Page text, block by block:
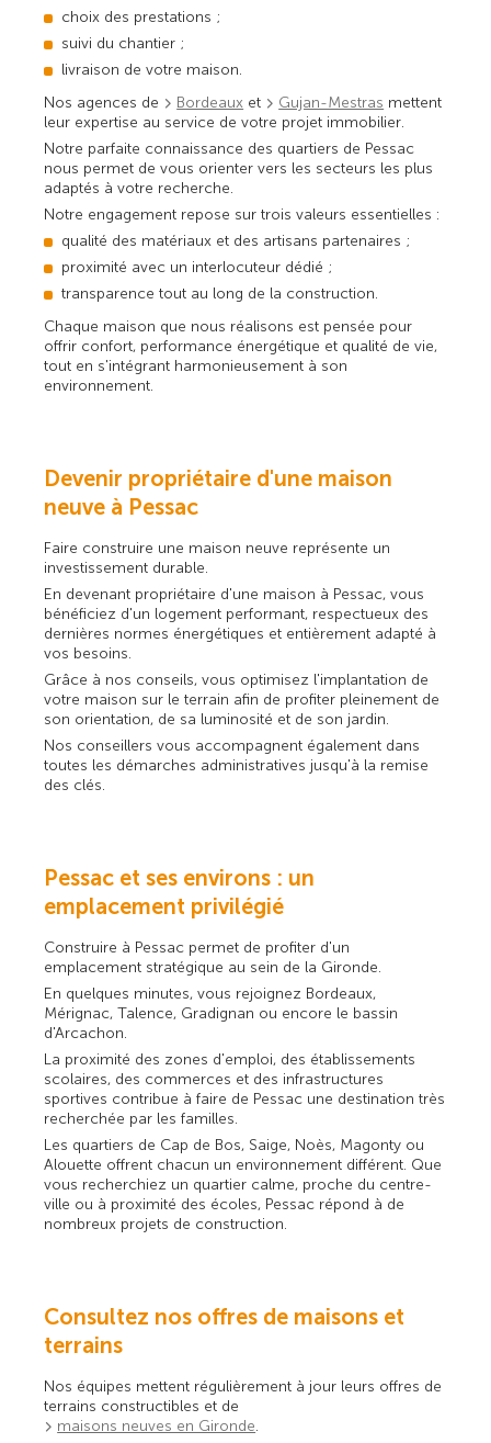
choix des prestations ;
suivi du chantier ;
livraison de votre maison.
Nos agences de
Bordeaux et Gujan-Mestras mettent
leur expertise au service de votre projet immobilier.
Notre parfaite connaissance des quartiers de Pessac
nous permet de vous orienter vers les secteurs les plus
adaptés à votre recherche.
Notre engagement repose sur trois valeurs essentielles :
qualité des matériaux et des artisans partenaires ;
proximité avec un interlocuteur dédié ;
transparence tout au long de la construction.
Chaque maison que nous réalisons est pensée pour
offrir confort, performance énergétique et qualité de vie,
tout en s'intégrant harmonieusement à son
environnement.
Devenir propriétaire d'une maison
neuve à Pessac
Faire construire une maison neuve représente un
investissement durable.
En devenant propriétaire d'une maison à Pessac, vous
bénéficiez d'un logement performant, respectueux des
dernières normes énergétiques et entièrement adapté à
vos besoins.
Grâce à nos conseils, vous optimisez l'implantation de
votre maison sur le terrain afin de profiter pleinement de
son orientation, de sa luminosité et de son jardin.
Nos conseillers vous accompagnent également dans
toutes les démarches administratives jusqu'à la remise
des clés.
Pessac et ses environs : un
emplacement privilégié
Construire à Pessac permet de profiter d'un
emplacement stratégique au sein de la Gironde.
En quelques minutes, vous rejoignez Bordeaux,
Mérignac, Talence, Gradignan ou encore le bassin
d'Arcachon.
La proximité des zones d'emploi, des établissements
scolaires, des commerces et des infrastructures
sportives contribue à faire de Pessac une destination très
recherchée par les familles.
Les quartiers de Cap de Bos, Saige, Noès, Magonty ou
Alouette offrent chacun un environnement différent. Que
vous recherchiez un quartier calme, proche du centre-
ville ou à proximité des écoles, Pessac répond à de
nombreux projets de construction.
Consultez nos offres de maisons et
terrains
Nos équipes mettent régulièrement à jour leurs offres de
terrains constructibles et de
maisons neuves en Gironde.